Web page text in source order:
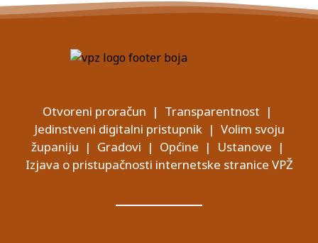
Otvoreni proračun | Transparentnost |
Jedinstveni digitalni pristupnik| Volim svoju
županiju | Gradovi | Općine | Ustanove |
Izjava o pristupačnosti internetske stranice VPŽ